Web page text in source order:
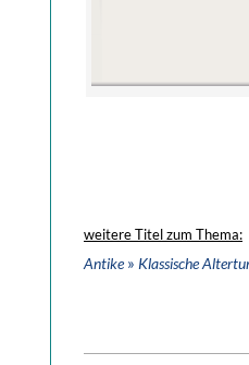
weitere Titel zum Thema:
Antike» Klassische